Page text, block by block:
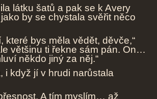
látku šatů a pak se k Avery
by se chystala svěřit něco
které bys měla vědět, děvče,“
většinu ti řekne sám pán. On…
někdo jiný za něj.“
i když jí v hrudi narůstala
A tím myslím… až